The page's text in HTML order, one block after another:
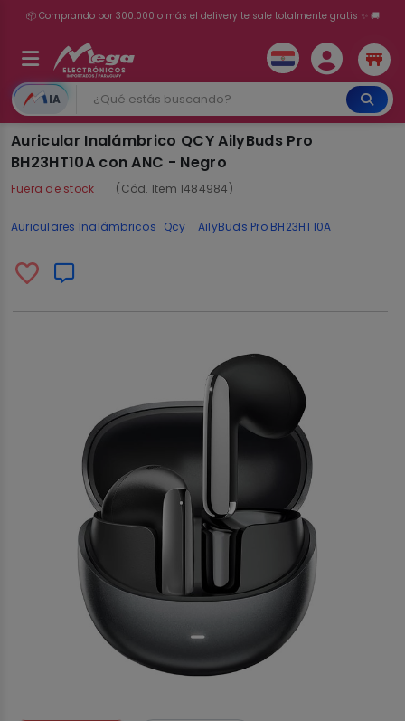
💳 ¡HASTA 24 CUOTAS SIN INTERÉS con tarjetas adheridas!
IA
Auricular Inalámbrico QCY AilyBuds Pro
BH23HT10A con ANC - Negro
Fuera de stock (Cód. Item 1484984)
Auriculares Inalámbricos Qcy AilyBuds Pro BH23HT10A